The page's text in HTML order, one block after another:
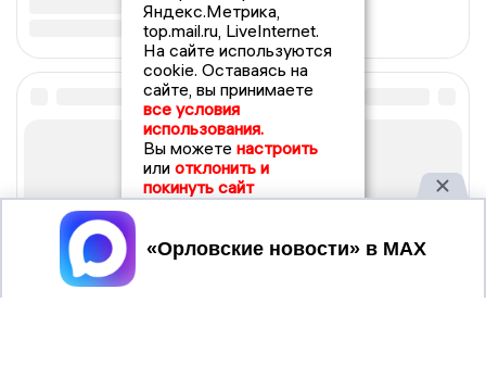
Яндекс.Метрика,
top.mail.ru, LiveInternet.
На сайте используются
cookie. Оставаясь на
сайте, вы принимаете
все условия
использования.
Вы можете настроить
или отклонить и
покинуть сайт
Принять